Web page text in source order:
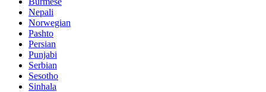
Nepali
Norwegian
Pashto
Persian
Punjabi
Serbian
Sesotho
Sinhala